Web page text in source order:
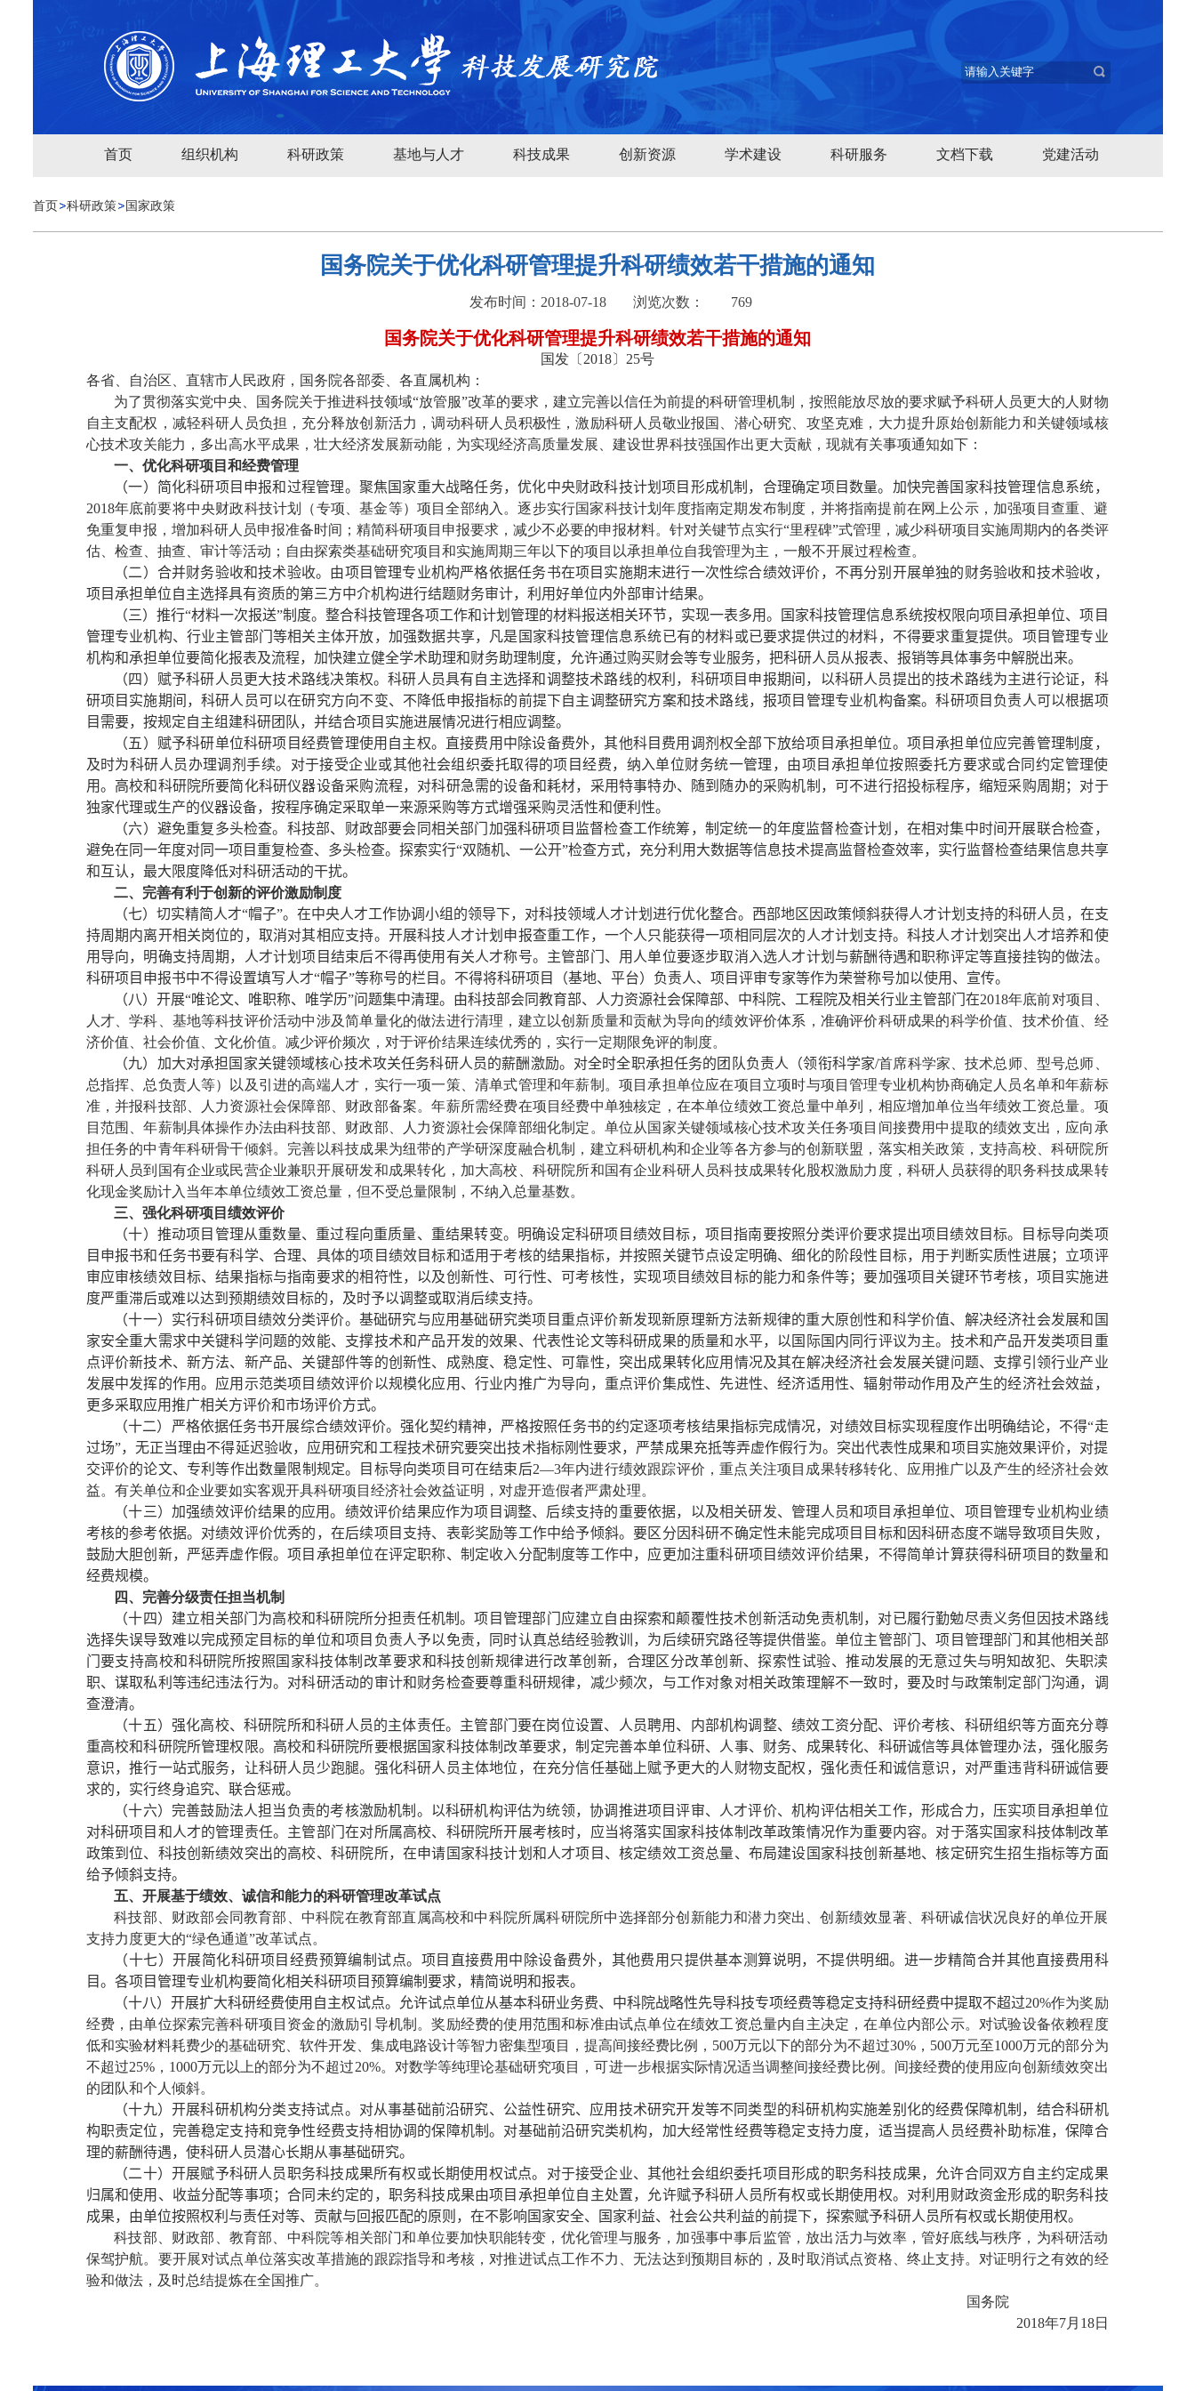
首页 组织机构 科研政策 基地与人才 科技成果 创新资源 学术建设 科研服务 文档下载 党建活动
首页 科研政策 国家政策
国务院关于优化科研管理提升科研绩效若干措施的通知
发布时间：2018-07-18 浏览次数： 769
国务院关于优化科研管理提升科研绩效若干措施的通知
国发〔 2018〕 25号
各省、自治区、直辖市人民政府，国务院各部委、各直属机构：
为了贯彻落实党中央、国务院关于推进科技领域“放管服”改革的要求，建立完善以信任为前提的科研管理机制，按照能放尽放的要求赋予科研人员更大的人财物
自主支配权，减轻科研人员负担，充分释放创新活力，调动科研人员积极性，激励科研人员敬业报国、潜心研究、攻坚克难，大力提升原始创新能力和关键领域核
心技术攻关能力，多出高水平成果，壮大经济发展新动能，为实现经济高质量发展、建设世界科技强国作出更大贡献，现就有关事项通知如下：
一、优化科研项目和经费管理
（一）简化科研项目申报和过程管理。 聚焦国家重大战略任务，优化中央财政科技计划项目形成机制，合理确定项目数量。加快完善国家科技管理信息系统，
2018年底前要将中央财政科技计划（专项、基金等）项目全部纳入。逐步实行国家科技计划年度指南定期发布制度，并将指南提前在网上公示，加强项目查重、避
免重复申报，增加科研人员申报准备时间；精简科研项目申报要求，减少不必要的申报材料。针对关键节点实行“里程碑”式管理，减少科研项目实施周期内的各类评
估、检查、抽查、审计等活动；自由探索类基础研究项目和实施周期三年以下的项目以承担单位自我管理为主，一般不开展过程检查。
（二）合并财务验收和技术验收。 由项目管理专业机构严格依据任务书在项目实施期末进行一次性综合绩效评价，不再分别开展单独的财务验收和技术验收，
项目承担单位自主选择具有资质的第三方中介机构进行结题财务审计，利用好单位内外部审计结果。
（三）推行“材料一次报送”制度。整合科技管理各项工作和计划管理的材料报送相关环节，实现一表多用。国家科技管理信息系统按权限向项目承担单位、项目
管理专业机构、行业主管部门等相关主体开放，加强数据共享，凡是国家科技管理信息系统已有的材料或已要求提供过的材料，不得要求重复提供。项目管理专业
机构和承担单位要简化报表及流程，加快建立健全学术助理和财务助理制度，允许通过购买财会等专业服务，把科研人员从报表、报销等具体事务中解脱出来。
（四）赋予科研人员更大技术路线决策权。科研人员具有自主选择和调整技术路线的权利，科研项目申报期间，以科研人员提出的技术路线为主进行论证，科
研项目实施期间，科研人员可以在研究方向不变、不降低申报指标的前提下自主调整研究方案和技术路线，报项目管理专业机构备案。科研项目负责人可以根据项
目需要，按规定自主组建科研团队，并结合项目实施进展情况进行相应调整。
（五）赋予科研单位科研项目经费管理使用自主权。 直接费用中除设备费外，其他科目费用调剂权全部下放给项目承担单位。项目承担单位应完善管理制度，
及时为科研人员办理调剂手续。对于接受企业或其他社会组织委托取得的项目经费，纳入单位财务统一管理，由项目承担单位按照委托方要求或合同约定管理使
用。高校和科研院所要简化科研仪器设备采购流程，对科研急需的设备和耗材，采用特事特办、随到随办的采购机制，可不进行招投标程序，缩短采购周期；对于
独家代理或生产的仪器设备，按程序确定采取单一来源采购等方式增强采购灵活性和便利性。
（六）避免重复多头检查。 科技部、财政部要会同相关部门加强科研项目监督检查工作统筹，制定统一的年度监督检查计划，在相对集中时间开展联合检查，
避免在同一年度对同一项目重复检查、多头检查。探索实行“双随机、一公开”检查方式，充分利用大数据等信息技术提高监督检查效率，实行监督检查结果信息共享
和互认，最大限度降低对科研活动的干扰。
二、完善有利于创新的评价激励制度
（七）切实精简人才“帽子”。在中央人才工作协调小组的领导下，对科技领域人才计划进行优化整合。西部地区因政策倾斜获得人才计划支持的科研人员，在支
持周期内离开相关岗位的，取消对其相应支持。开展科技人才计划申报查重工作，一个人只能获得一项相同层次的人才计划支持。科技人才计划突出人才培养和使
用导向，明确支持周期，人才计划项目结束后不得再使用有关人才称号。主管部门、用人单位要逐步取消入选人才计划与薪酬待遇和职称评定等直接挂钩的做法。
科研项目申报书中不得设置填写人才“帽子”等称号的栏目。不得将科研项目（基地、平台）负责人、项目评审专家等作为荣誉称号加以使用、宣传。
（八）开展“唯论文、唯职称、唯学历”问题集中清理。 由科技部会同教育部、人力资源社会保障部、中科院、工程院及相关行业主管部门在2018年底前对项目、
人才、学科、基地等科技评价活动中涉及简单量化的做法进行清理，建立以创新质量和贡献为导向的绩效评价体系，准确评价科研成果的科学价值、技术价值、经
济价值、社会价值、文化价值。减少评价频次，对于评价结果连续优秀的，实行一定期限免评的制度。
（九）加大对承担国家关键领域核心技术攻关任务科研人员的薪酬激励。 对全时全职承担任务的团队负责人（领衔科学家/首席科学家、技术总师、型号总师、
总指挥、总负责人等）以及引进的高端人才，实行一项一策、清单式管理和年薪制。项目承担单位应在项目立项时与项目管理专业机构协商确定人员名单和年薪标
准，并报科技部、人力资源社会保障部、财政部备案。年薪所需经费在项目经费中单独核定，在本单位绩效工资总量中单列，相应增加单位当年绩效工资总量。项
目范围、年薪制具体操作办法由科技部、财政部、人力资源社会保障部细化制定。单位从国家关键领域核心技术攻关任务项目间接费用中提取的绩效支出，应向承
担任务的中青年科研骨干倾斜。完善以科技成果为纽带的产学研深度融合机制，建立科研机构和企业等各方参与的创新联盟，落实相关政策，支持高校、科研院所
科研人员到国有企业或民营企业兼职开展研发和成果转化，加大高校、科研院所和国有企业科研人员科技成果转化股权激励力度，科研人员获得的职务科技成果转
化现金奖励计入当年本单位绩效工资总量，但不受总量限制，不纳入总量基数。
三、强化科研项目绩效评价
（十）推动项目管理从重数量、重过程向重质量、重结果转变。 明确设定科研项目绩效目标，项目指南要按照分类评价要求提出项目绩效目标。目标导向类项
目申报书和任务书要有科学、合理、具体的项目绩效目标和适用于考核的结果指标，并按照关键节点设定明确、细化的阶段性目标，用于判断实质性进展；立项评
审应审核绩效目标、结果指标与指南要求的相符性，以及创新性、可行性、可考核性，实现项目绩效目标的能力和条件等；要加强项目关键环节考核，项目实施进
度严重滞后或难以达到预期绩效目标的，及时予以调整或取消后续支持。
（十一）实行科研项目绩效分类评价。 基础研究与应用基础研究类项目重点评价新发现新原理新方法新规律的重大原创性和科学价值、解决经济社会发展和国
家安全重大需求中关键科学问题的效能、支撑技术和产品开发的效果、代表性论文等科研成果的质量和水平，以国际国内同行评议为主。技术和产品开发类项目重
点评价新技术、新方法、新产品、关键部件等的创新性、成熟度、稳定性、可靠性，突出成果转化应用情况及其在解决经济社会发展关键问题、支撑引领行业产业
发展中发挥的作用。应用示范类项目绩效评价以规模化应用、行业内推广为导向，重点评价集成性、先进性、经济适用性、辐射带动作用及产生的经济社会效益，
更多采取应用推广相关方评价和市场评价方式。
（十二）严格依据任务书开展综合绩效评价。强化契约精神，严格按照任务书的约定逐项考核结果指标完成情况，对绩效目标实现程度作出明确结论，不得“走
过场”，无正当理由不得延迟验收，应用研究和工程技术研究要突出技术指标刚性要求，严禁成果充抵等弄虚作假行为。突出代表性成果和项目实施效果评价，对提
交评价的论文、专利等作出数量限制规定。目标导向类项目可在结束后2—3年内进行绩效跟踪评价，重点关注项目成果转移转化、应用推广以及产生的经济社会效
益。有关单位和企业要如实客观开具科研项目经济社会效益证明，对虚开造假者严肃处理。
（十三）加强绩效评价结果的应用。 绩效评价结果应作为项目调整、后续支持的重要依据，以及相关研发、管理人员和项目承担单位、项目管理专业机构业绩
考核的参考依据。对绩效评价优秀的，在后续项目支持、表彰奖励等工作中给予倾斜。要区分因科研不确定性未能完成项目目标和因科研态度不端导致项目失败，
鼓励大胆创新，严惩弄虚作假。项目承担单位在评定职称、制定收入分配制度等工作中，应更加注重科研项目绩效评价结果，不得简单计算获得科研项目的数量和
经费规模。
四、完善分级责任担当机制
（十四）建立相关部门为高校和科研院所分担责任机制。项目管理部门应建立自由探索和颠覆性技术创新活动免责机制，对已履行勤勉尽责义务但因技术路线
选择失误导致难以完成预定目标的单位和项目负责人予以免责，同时认真总结经验教训，为后续研究路径等提供借鉴。单位主管部门、项目管理部门和其他相关部
门要支持高校和科研院所按照国家科技体制改革要求和科技创新规律进行改革创新，合理区分改革创新、探索性试验、推动发展的无意过失与明知故犯、失职渎
职、谋取私利等违纪违法行为。对科研活动的审计和财务检查要尊重科研规律，减少频次，与工作对象对相关政策理解不一致时，要及时与政策制定部门沟通，调
查澄清。
（十五）强化高校、科研院所和科研人员的主体责任。 主管部门要在岗位设置、人员聘用、内部机构调整、绩效工资分配、评价考核、科研组织等方面充分尊
重高校和科研院所管理权限。高校和科研院所要根据国家科技体制改革要求，制定完善本单位科研、人事、财务、成果转化、科研诚信等具体管理办法，强化服务
意识，推行一站式服务，让科研人员少跑腿。强化科研人员主体地位，在充分信任基础上赋予更大的人财物支配权，强化责任和诚信意识，对严重违背科研诚信要
求的，实行终身追究、联合惩戒。
（十六）完善鼓励法人担当负责的考核激励机制。 以科研机构评估为统领，协调推进项目评审、人才评价、机构评估相关工作，形成合力，压实项目承担单位
对科研项目和人才的管理责任。主管部门在对所属高校、科研院所开展考核时，应当将落实国家科技体制改革政策情况作为重要内容。对于落实国家科技体制改革
政策到位、科技创新绩效突出的高校、科研院所，在申请国家科技计划和人才项目、核定绩效工资总量、布局建设国家科技创新基地、核定研究生招生指标等方面
给予倾斜支持。
五、开展基于绩效、诚信和能力的科研管理改革试点
科技部、财政部会同教育部、中科院在教育部直属高校和中科院所属科研院所中选择部分创新能力和潜力突出、创新绩效显著、科研诚信状况良好的单位开展
支持力度更大的“绿色通道”改革试点。
（十七）开展简化科研项目经费预算编制试点。 项目直接费用中除设备费外，其他费用只提供基本测算说明，不提供明细。进一步精简合并其他直接费用科
目。各项目管理专业机构要简化相关科研项目预算编制要求，精简说明和报表。
（十八）开展扩大科研经费使用自主权试点。
允许试点单位从基本科研业务费、中科院战略性先导科技专项经费等稳定支持科研经费中提取不超过20%作为奖励
经费，由单位探索完善科研项目资金的激励引导机制。奖励经费的使用范围和标准由试点单位在绩效工资总量内自主决定，在单位内部公示。对试验设备依赖程度
低和实验材料耗费少的基础研究、软件开发、集成电路设计等智力密集型项目，提高间接经费比例， 500万元以下的部分为不超过30% ， 500万元至1000万元的部分为
不超过25%， 1000万元以上的部分为不超过20%。对数学等纯理论基础研究项目，可进一步根据实际情况适当调整间接经费比例。间接经费的使用应向创新绩效突出
的团队和个人倾斜。
（十九）开展科研机构分类支持试点。 对从事基础前沿研究、公益性研究、应用技术研究开发等不同类型的科研机构实施差别化的经费保障机制，结合科研机
构职责定位，完善稳定支持和竞争性经费支持相协调的保障机制。对基础前沿研究类机构，加大经常性经费等稳定支持力度，适当提高人员经费补助标准，保障合
理的薪酬待遇，使科研人员潜心长期从事基础研究。
（二十）开展赋予科研人员职务科技成果所有权或长期使用权试点。 对于接受企业、其他社会组织委托项目形成的职务科技成果，允许合同双方自主约定成果
归属和使用、收益分配等事项；合同未约定的，职务科技成果由项目承担单位自主处置，允许赋予科研人员所有权或长期使用权。对利用财政资金形成的职务科技
成果，由单位按照权利与责任对等、贡献与回报匹配的原则，在不影响国家安全、国家利益、社会公共利益的前提下，探索赋予科研人员所有权或长期使用权。
科技部、财政部、教育部、中科院等相关部门和单位要加快职能转变，优化管理与服务，加强事中事后监管，放出活力与效率，管好底线与秩序，为科研活动
保驾护航。要开展对试点单位落实改革措施的跟踪指导和考核，对推进试点工作不力、无法达到预期目标的，及时取消试点资格、终止支持。对证明行之有效的经
验和做法，及时总结提炼在全国推广。
国务院
2018年7月 18日